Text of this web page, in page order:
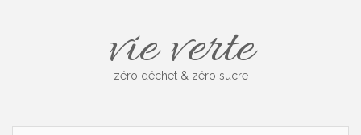
vie verte
- zéro déchet & zéro sucre -